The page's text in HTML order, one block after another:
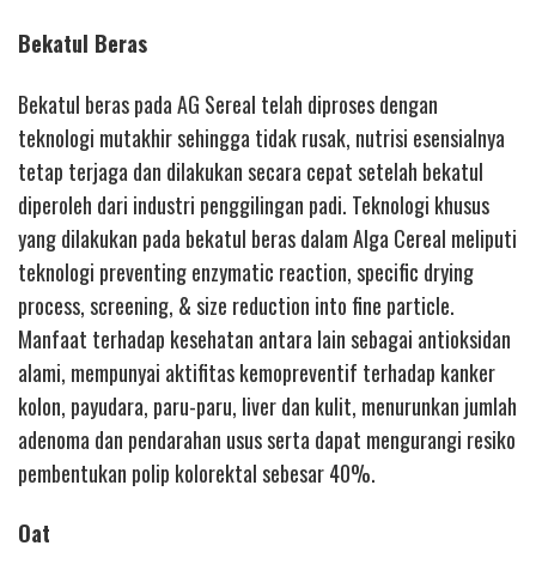
Bekatul Beras
Bekatul beras pada AG Sereal telah diproses dengan
teknologi mutakhir sehingga tidak rusak, nutrisi esensialnya
tetap terjaga dan dilakukan secara cepat setelah bekatul
diperoleh dari industri penggilingan padi. Teknologi khusus
yang dilakukan pada bekatul beras dalam Alga Cereal meliputi
teknologi preventing enzymatic reaction, specific drying
process, screening, & size reduction into fine particle.
Manfaat terhadap kesehatan antara lain sebagai antioksidan
alami, mempunyai aktifitas kemopreventif terhadap kanker
kolon, payudara, paru-paru, liver dan kulit, menurunkan jumlah
adenoma dan pendarahan usus serta dapat mengurangi resiko
pembentukan polip kolorektal sebesar 40%.
Oat